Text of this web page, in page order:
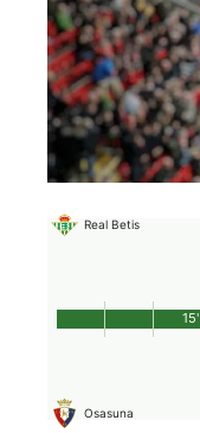
Real Betis
Osasuna
15'